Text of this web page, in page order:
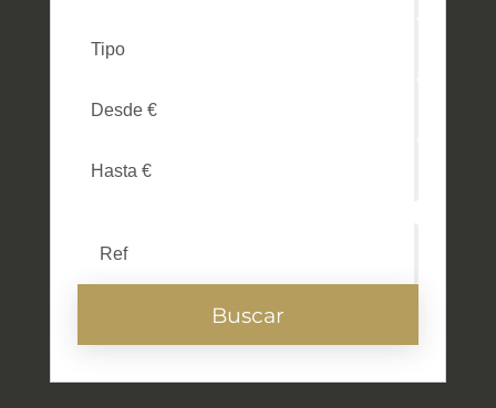
Tipo
Buscar